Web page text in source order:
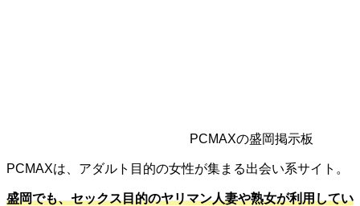
PCMAXの盛岡掲示板
PCMAXは、アダルト目的の女性が集まる出会い系サイト。
盛岡でも、セックス目的のヤリマン人妻や熟女が利用してい